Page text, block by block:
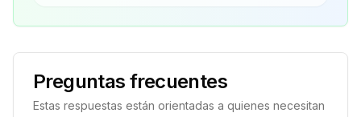
Preguntas frecuentes
Estas respuestas están orientadas a quienes necesitan